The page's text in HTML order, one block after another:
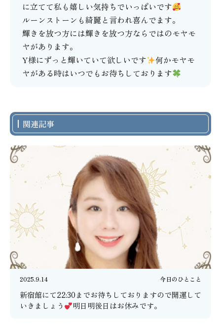
に立てて私も嬉しい気持ちでいっぱいです
ルーンストーンも綺麗と言われ喜んでます。
輝きを放つ方には輝きを放つ方ならではのモヤモ
ヤがあります。
Y様にずっと輝いていて欲しいです
何かモヤモ
ヤがある時はいつでもお待ちしております
関連記事
2025.9.14 今日のひとこと
新宿館にて22:30までお待ちしておりますので開運して
いきましょう
明日明後日はお休みです。